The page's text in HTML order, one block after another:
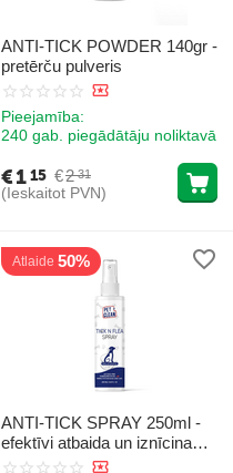
ANTI-TICK POWDER 140gr -
pretērču pulveris
Pieejamība:
240 gab. piegādātāju noliktavā
€2 31
€115
(Ieskaitot PVN)
Atlaide 50%
ANTI-TICK SPRAY 250ml -
efektīvi atbaida un iznīcina
ērces, blusas un citus